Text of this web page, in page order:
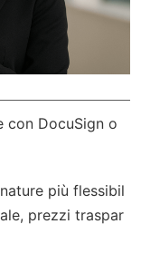
con DocuSign o
più flessibil
, prezzi traspar